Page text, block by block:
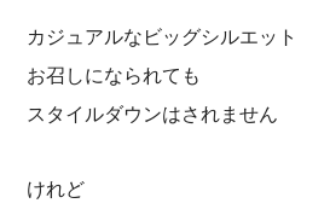
カジュアルなビッグシルエット
お召しになられても
スタイルダウンはされません
けれど